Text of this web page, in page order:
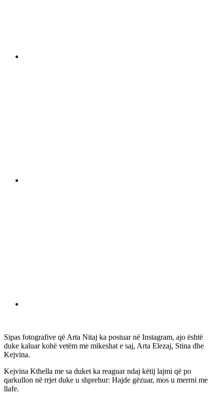
Sipas fotografive që Arta Nitaj ka postuar në Instagram, ajo është
duke kaluar kohë vetëm me mikeshat e saj, Arta Elezaj, Stina dhe
Kejvina.
Kejvina Kthella me sa duket ka reaguar ndaj këtij lajmi që po
qarkullon në rrjet duke u shprehur: Hajde gëzuar, mos u merrni me
llafe.